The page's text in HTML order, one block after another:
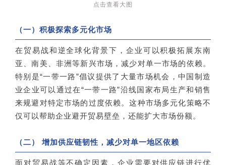
点击查看大图
（一）积极探索多元化市场
在贸易战和逆全球化背景下，企业可以积极拓展东南
亚、南美、非洲等新兴市场，减少对单一市场的依赖。
特别是“一带一路”倡议提供了大量市场机会，中国制造
业企业可以通过在“一带一路”沿线国家布局生产和销售
来规避对特定市场的过度依赖。这种市场多元化策略不
仅可以帮助企业避开贸易壁垒，还能扩大市场份额。
（二） 增加供应链韧性，减少对单一地区依赖
面对贸易战等不确定因素，企业需要对供应链进行优